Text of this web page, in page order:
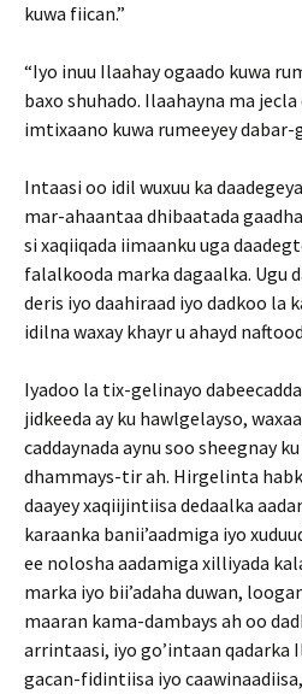
kuwa fiican.”
“Iyo inuu Ilaahay ogaado kuwa
baxo shuhado. Ilaahayna ma
imtixaano kuwa rumeeyey dabar-
Intaasi oo idil wuxuu ka
mar-ahaantaa dhibaatada
si xaqiiqada iimaanku uga
falalkooda marka dagaalka. Ugu
deris iyo daahiraad iyo dadkoo la
idilna waxay khayr u ahayd
Iyadoo la tix-gelinayo
jidkeeda ay ku hawlgelayso,
caddaynada aynu soo sheegnay
dhammays-tir ah. Hirgelinta
daayey xaqiijintiisa dedaalka
karaanka banii’aadmiga iyo
ee nolosha aadamiga xilliyada
marka iyo bii’adaha duwan,
maaran kama-dambays ah oo
arrintaasi, iyo go’intaan qadarka
gacan-fidintiisa iyo